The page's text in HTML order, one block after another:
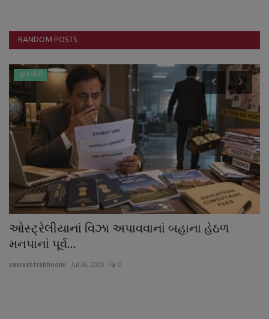
RANDOM POSTS
ગુનાખોરી
ઓસ્ટ્રેલીયાનાં વિઝા અપાવવાનાં બહાના હેઠળ
મનપાનાં પૂર્વ...
saurashtrabhoomi Jul 30, 2026 0